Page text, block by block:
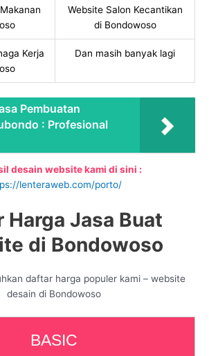
Website Salon Kecantikan
di Bondowoso
Kerja
Dan masih banyak lagi
Pembuatan
: Profesional
desain website kami di sini :
lenteraweb.com/porto/
Harga Jasa Buat
di Bondowoso
daftar harga populer kami – website
desain di Bondowoso
BASIC